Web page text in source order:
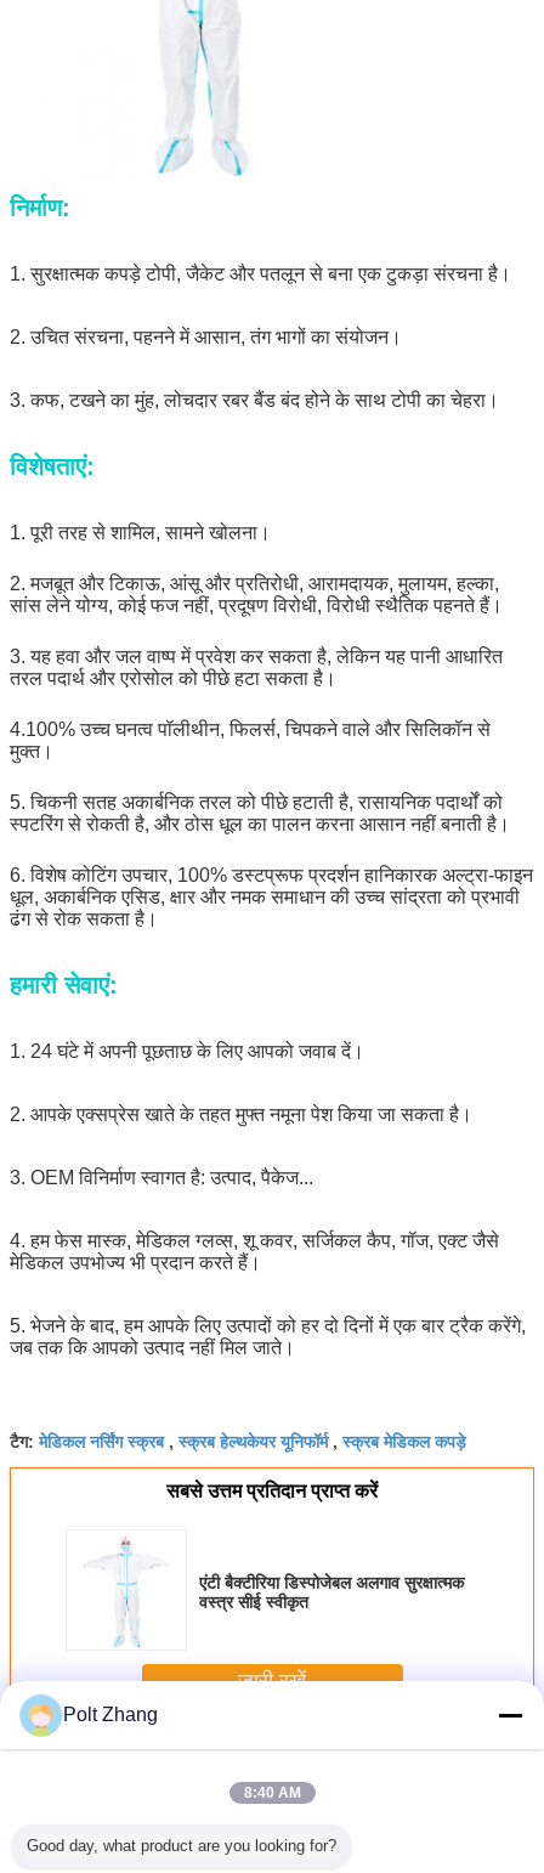
निर्माण:
1. सुरक्षात्मक कपड़े टोपी, जैकेट और पतलून से बना एक टुकड़ा संरचना है।
2. उचित संरचना, पहनने में आसान, तंग भागों का संयोजन।
3. कफ, टखने का मुंह, लोचदार रबर बैंड बंद होने के साथ टोपी का चेहरा।
विशेषताएं:
1. पूरी तरह से शामिल, सामने खोलना।
2. मजबूत और टिकाऊ, आंसू और प्रतिरोधी, आरामदायक, मुलायम, हल्का,
सांस लेने योग्य, कोई फज नहीं, प्रदूषण विरोधी, विरोधी स्थैतिक पहनते हैं।
3. यह हवा और जल वाष्प में प्रवेश कर सकता है, लेकिन यह पानी आधारित
तरल पदार्थ और एरोसोल को पीछे हटा सकता है।
4.100% उच्च घनत्व पॉलीथीन, फिलर्स, चिपकने वाले और सिलिकॉन से
मुक्त।
5. चिकनी सतह अकार्बनिक तरल को पीछे हटाती है, रासायनिक पदार्थों को
स्पटरिंग से रोकती है, और ठोस धूल का पालन करना आसान नहीं बनाती है।
6. विशेष कोटिंग उपचार, 100% डस्टप्रूफ प्रदर्शन हानिकारक अल्ट्रा-फाइन
धूल, अकार्बनिक एसिड, क्षार और नमक समाधान की उच्च सांद्रता को प्रभावी
ढंग से रोक सकता है।
हमारी सेवाएं:
1. 24 घंटे में अपनी पूछताछ के लिए आपको जवाब दें।
2. आपके एक्सप्रेस खाते के तहत मुफ्त नमूना पेश किया जा सकता है।
3. OEM विनिर्माण स्वागत है: उत्पाद, पैकेज...
4. हम फेस मास्क, मेडिकल ग्लव्स, शू कवर, सर्जिकल कैप, गॉज, एक्ट जैसे
मेडिकल उपभोज्य भी प्रदान करते हैं।
5. भेजने के बाद, हम आपके लिए उत्पादों को हर दो दिनों में एक बार ट्रैक करेंगे,
जब तक कि आपको उत्पाद नहीं मिल जाते।
टैग:मेडिकल नर्सिंग स्क्रब,स्क्रब हेल्थकेयर यूनिफॉर्म,स्क्रब मेडिकल कपड़े
सबसे उत्तम प्रतिदान प्राप्त करें
एंटी बैक्टीरिया डिस्पोजेबल अलगाव सुरक्षात्मक
वस्त्र सीई स्वीकृत
जारी रखें
अधिकमेडिकल स्क्रब सूट
Polt Zhang
8:40 AM
Good day, what product are you looking for?